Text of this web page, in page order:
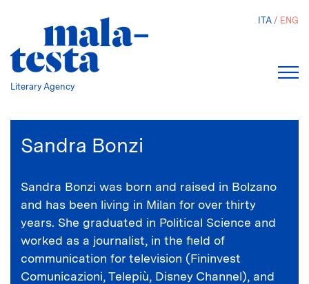
Literary Agency
ITA ENG
Sandra Bonzi
Sandra Bonzi was born and raised in Bolzano
and has been living in Milan for over thirty
years. She graduated in Political Science and
worked as a journalist, in the field of
communication for television (Fininvest
Comunicazioni, Telepiù, Disney Channel), and